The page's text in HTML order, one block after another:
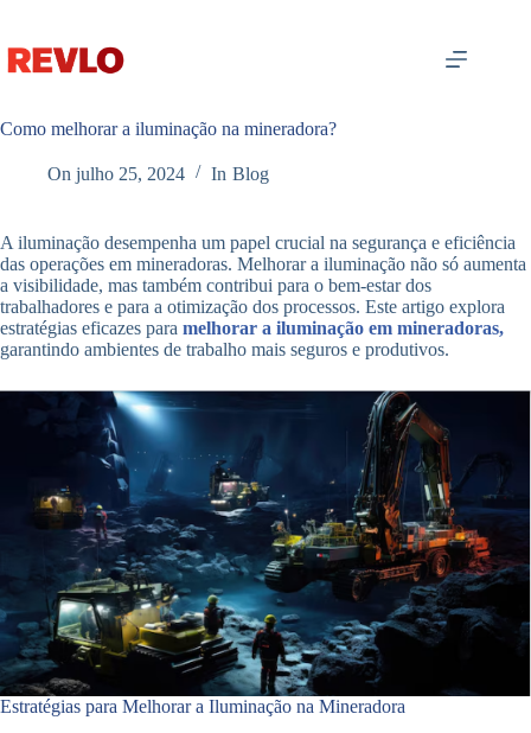
o
conteúdo
Como melhorar a iluminação na mineradora?
On julho 25, 2024 In Blog
A iluminação desempenha um papel crucial na segurança e eficiência
das operações em mineradoras. Melhorar a iluminação não só aumenta
a visibilidade, mas também contribui para o bem-estar dos
trabalhadores e para a otimização dos processos. Este artigo explora
estratégias eficazes para melhorar a iluminação em mineradoras,
garantindo ambientes de trabalho mais seguros e produtivos.
Estratégias para Melhorar a Iluminação na Mineradora